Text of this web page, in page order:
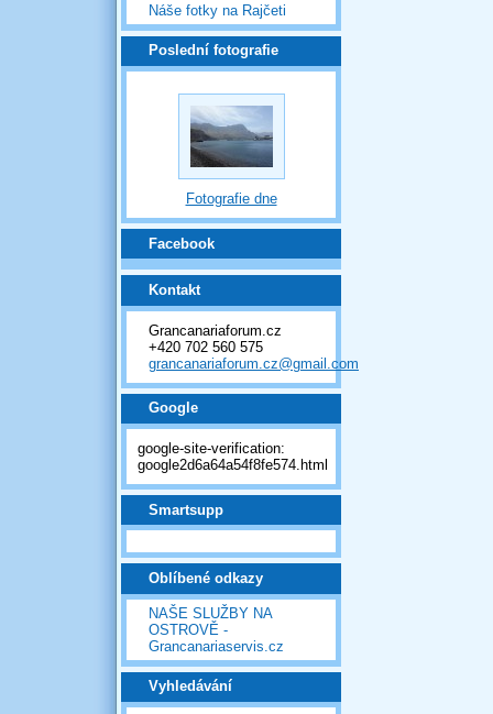
Náše fotky na Rajčeti
Poslední fotografie
Fotografie dne
Facebook
Kontakt
Grancanariaforum.cz
+420 702 560 575
grancanariaforum.cz@gmail.com
Google
google-site-verification:
google2d6a64a54f8fe574.html
Smartsupp
Oblíbené odkazy
NAŠE SLUŽBY NA
OSTROVĚ -
Grancanariaservis.cz
Vyhledávání